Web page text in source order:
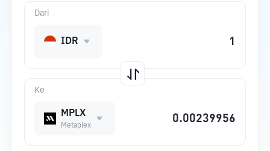
Ke
MPLX
Metaplex
Dari
IDR